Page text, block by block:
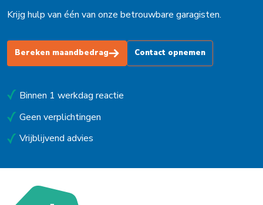
Krijg hulp van één van onze betrouwbare garagisten.
Bereken maandbedrag Contact opnemen
Binnen 1 werkdag reactie
Geen verplichtingen
Vrijblijvend advies